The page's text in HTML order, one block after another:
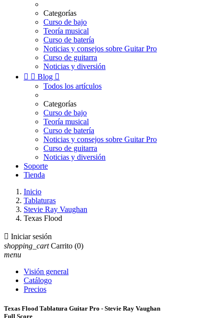
Categorías
Curso de bajo
Teoría musical
Curso de batería
Noticias y consejos sobre Guitar Pro
Curso de guitarra
Noticias y diversión
  Blog 
Todos los artículos
Categorías
Curso de bajo
Teoría musical
Curso de batería
Noticias y consejos sobre Guitar Pro
Curso de guitarra
Noticias y diversión
Soporte
Tienda
Inicio
Tablaturas
Stevie Ray Vaughan
Texas Flood
 Iniciar sesión
shopping_cart Carrito (0)
menu
Visión general
Catálogo
Precios
Texas Flood Tablatura Guitar Pro - Stevie Ray Vaughan
Full Score